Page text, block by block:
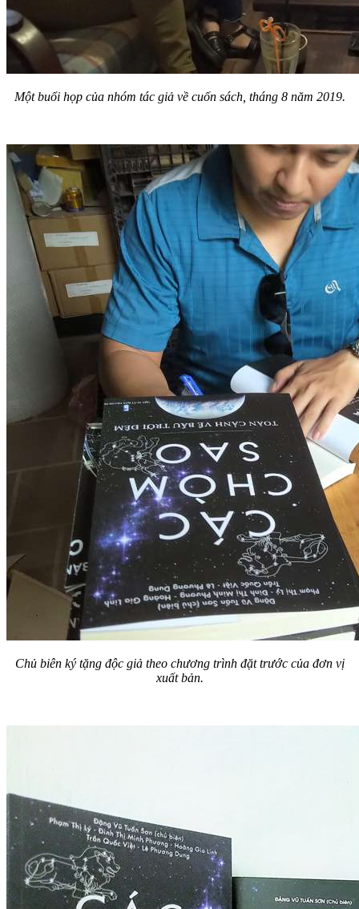
Một buổi họp của nhóm tác giả về cuốn sách, tháng 8 năm 2019.
Chủ biên ký tặng độc giả theo chương trình đặt trước của đơn vị
xuất bản.